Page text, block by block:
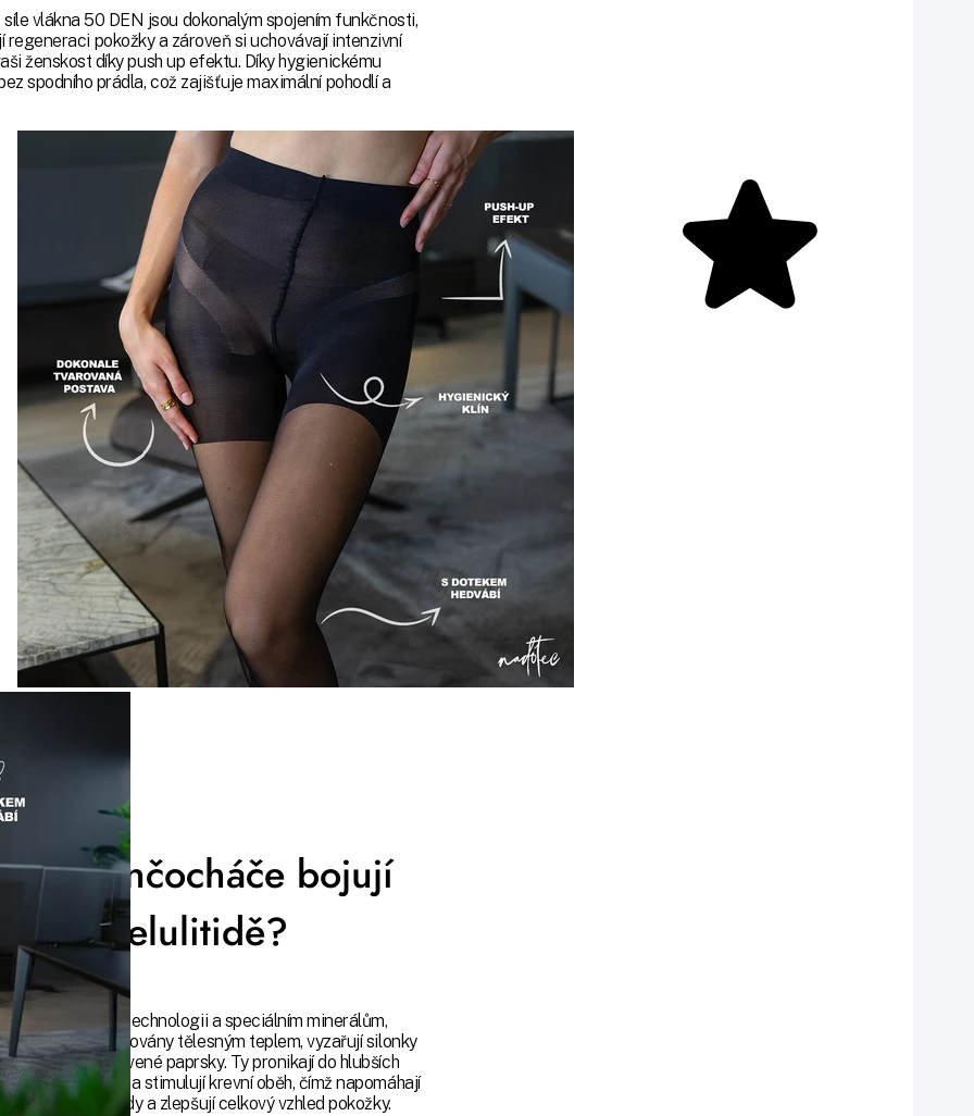
vlákna 50 DEN jsou dokonalým spojením funkčnosti,
pokožky a zároveň si uchovávají intenzivní
ženskost díky push up efektu. Díky hygienickému
spodního prádla, což zajišťuje maximální pohodlí a
Jak punčocháče bojují
proti celulitidě?
Díky inovativní technologii a speciálním minerálům,
které jsou aktivovány tělesným teplem, vyzařují silonky
jemné infračervené paprsky. Ty pronikají do hlubších
vrstev pokožky a stimulují krevní oběh, čímž napomáhají
redukci celulitidy a zlepšují celkový vzhled pokožky.